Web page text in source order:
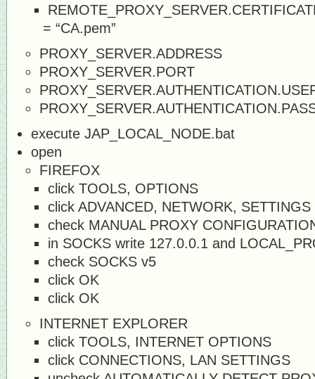
= “CA.pem”
PROXY_SERVER.ADDRESS
PROXY_SERVER.PORT
execute JAP_LOCAL_NODE.bat
open
FIREFOX
click TOOLS, OPTIONS
click ADVANCED, NETWORK, SETTINGS
check MANUAL PROXY
in SOCKS write 127.0.0.1 and
check SOCKS v5
click OK
click OK
INTERNET EXPLORER
click TOOLS, INTERNET OPTIONS
click CONNECTIONS, LAN SETTINGS